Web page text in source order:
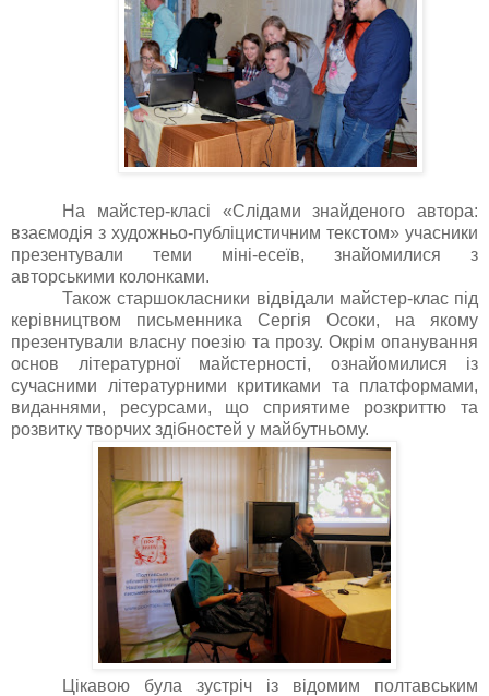
На майстер-класі «Слідами знайденого автора:
взаємодія з художньо-публіцистичним текстом» учасники
презентували теми міні-есеїв, знайомилися з
авторськими колонками.
Також старшокласники відвідали майстер-клас під
керівництвом письменника Сергія Осоки, на якому
презентували власну поезію та прозу. Окрім опанування
основ літературної майстерності, ознайомилися із
сучасними літературними критиками та платформами,
виданнями, ресурсами, що сприятиме розкриттю та
розвитку творчих здібностей у майбутньому.
Цікавою була зустріч із відомим полтавським